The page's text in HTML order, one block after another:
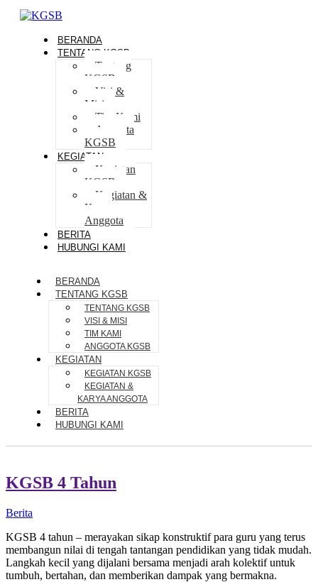
BERANDA
TENTANG KGSB
Tentang
KGSB
Visi &
Misi
Tim Kami
Anggota
KGSB
KEGIATAN
Kegiatan
KGSB
Kegiatan &
Karya
Anggota
BERITA
HUBUNGI KAMI
BERANDA
TENTANG KGSB
TENTANG KGSB
VISI & MISI
TIM KAMI
ANGGOTA KGSB
KEGIATAN
KEGIATAN KGSB
KEGIATAN &
KARYA ANGGOTA
BERITA
HUBUNGI KAMI
KGSB 4 Tahun
Berita
KGSB 4 tahun – merayakan sikap konstruktif para guru yang terus
membangun nilai di tengah tantangan pendidikan yang tidak mudah.
Langkah kecil yang dijalani bersama menjadi arah kolektif untuk
tumbuh, bertahan, dan memberikan dampak yang bermakna.